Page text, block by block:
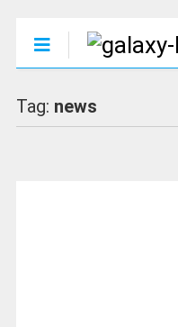
Tag: news